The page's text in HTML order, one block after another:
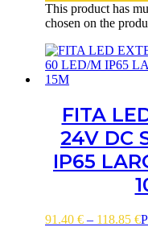
This product has
chosen on the
FITA
24V DC
IP65
91.40 € – 118.85 €